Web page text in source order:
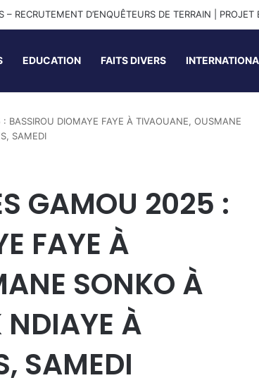
– RECRUTEMENT D’ENQUÊTEURS DE TERRAIN |
EDUCATION FAITS DIVERS
BASSIROU DIOMAYE FAYE À TIVAOUANE, OUSMANE
SAMEDI
GAMOU 2025 :
FAYE À
SONKO À
À
SAMEDI